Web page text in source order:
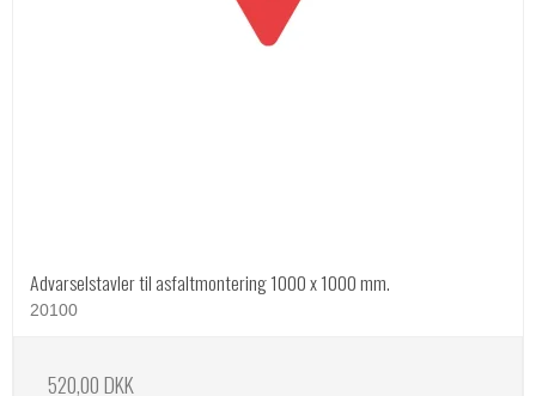
Advarselstavler til asfaltmontering 1000 x 1000 mm.
20100
520,00 DKK